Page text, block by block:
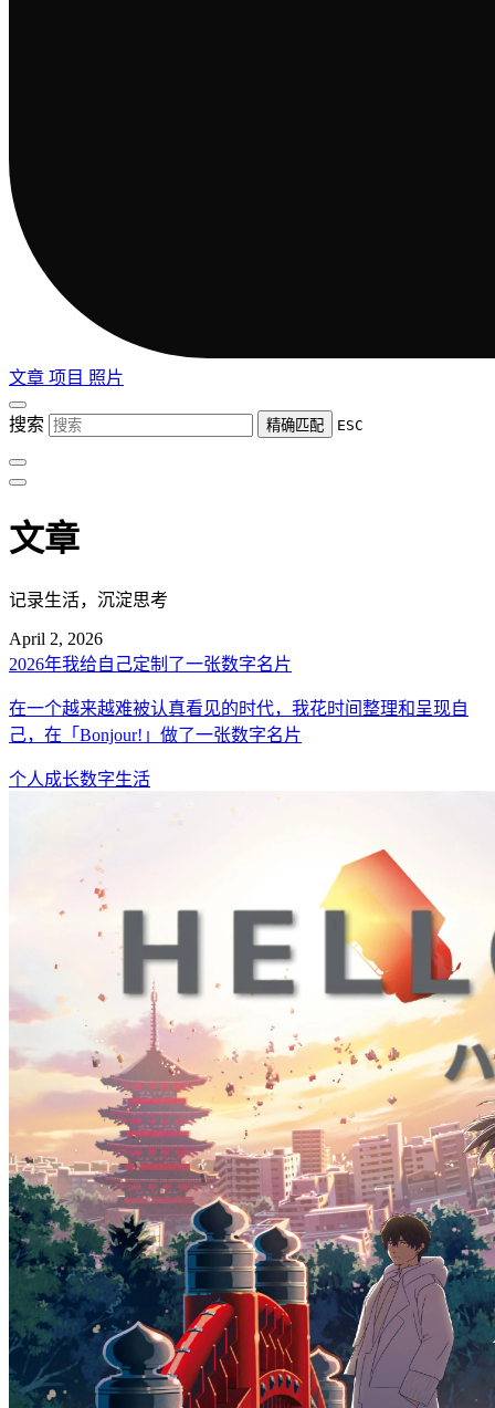
文章 项目 照片
搜索 精确匹配 ESC
文章
记录生活，沉淀思考
April 2, 2026
2026年我给自己定制了一张数字名片
在一个越来越难被认真看见的时代，我花时间整理和呈现自
己，在「Bonjour!」做了一张数字名片
个人成长数字生活